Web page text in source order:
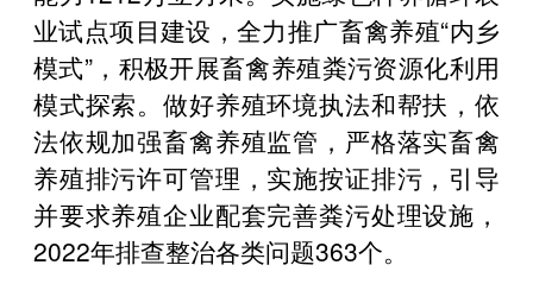
业试点项目建设，全力推广畜禽养殖“内乡
模式”，积极开展畜禽养殖粪污资源化利用
模式探索。做好养殖环境执法和帮扶，依
法依规加强畜禽养殖监管，严格落实畜禽
养殖排污许可管理，实施按证排污，引导
并要求养殖企业配套完善粪污处理设施，
2022年排查整治各类问题363个。